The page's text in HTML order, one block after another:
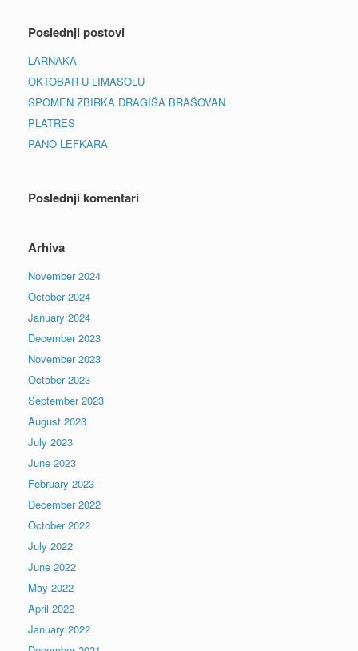
Poslednji postovi
LARNAKA
OKTOBAR U LIMASOLU
SPOMEN ZBIRKA DRAGIŠA BRAŠOVAN
PLATRES
PANO LEFKARA
Poslednji komentari
Arhiva
November 2024
October 2024
January 2024
December 2023
November 2023
October 2023
September 2023
August 2023
July 2023
June 2023
February 2023
December 2022
October 2022
July 2022
June 2022
May 2022
April 2022
January 2022